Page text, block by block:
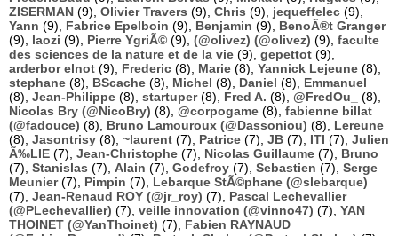
ZISERMAN (9), Olivier Travers (9), Chris (9), jequeffelec (9),
Yann (9), Fabrice Epelboin (9), Benjamin (9), BenoÃ®t Granger
(9), laozi (9), Pierre YgriÃ© (9), (@olivez) (@olivez) (9), faculte
des sciences de la nature et de la vie (9), gepettot (9),
arderbor elnot (9), Frederic (8), Marie (8), Yannick Lejeune (8),
stephane (8), BScache (8), Michel (8), Daniel (8), Emmanuel
(8), Jean-Philippe (8), startuper(8), Fred A. (8), @FredOu_
(8),
Nicolas Bry (@NicoBry) (8), @corpogame (8), fabienne billat
(@fadouce) (8), Bruno Lamouroux (@Dassoniou) (8), Lereune
(8), Jasontrisy (8), ~laurent (7), Patrice (7), JB (7), ITI (7), Julien
Ã‰LIE (7), Jean-Christophe (7), Nicolas Guillaume (7), Bruno
(7), Stanislas (7), Alain (7), Godefroy (7), Sebastien (7), Serge
Meunier(7), Pimpin (7), Lebarque StÃ©phane (@slebarque)
(7), Jean-Renaud ROY (@jr_roy) (7), Pascal Lechevallier
(@PLechevallier) (7), veille innovation (@vinno47) (7), YAN
THOINET (@YanThoinet) (7), Fabien RAYNAUD